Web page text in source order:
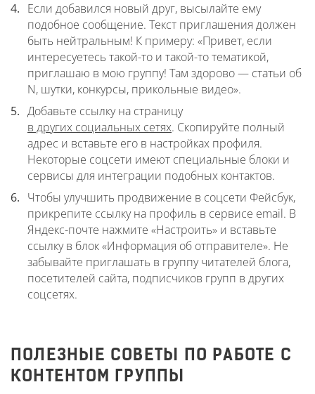
Если добавился новый друг, высылайте ему
подобное сообщение. Текст приглашения должен
быть нейтральным! К примеру: «Привет, если
интересуетесь такой-то и такой-то тематикой,
приглашаю в мою группу! Там здорово — статьи об
N, шутки, конкурсы, прикольные видео».
Добавьте ссылку на страницу
в других социальных сетях. Скопируйте полный
адрес и вставьте его в настройках профиля.
Некоторые соцсети имеют специальные блоки и
сервисы для интеграции подобных контактов.
Чтобы улучшить продвижение в соцсети Фейсбук,
прикрепите ссылку на профиль в сервисе email. В
Яндекс-почте нажмите «Настроить» и вставьте
ссылку в блок «Информация об отправителе». Не
забывайте приглашать в группу читателей блога,
посетителей сайта, подписчиков групп в других
соцсетях.
ПОЛЕЗНЫЕ СОВЕТЫ ПО РАБОТЕ С
КОНТЕНТОМ ГРУППЫ